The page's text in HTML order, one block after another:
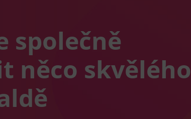
společně
něco skvělého